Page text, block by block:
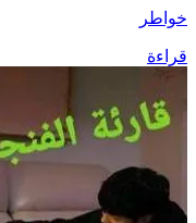
خواطر
قراءة